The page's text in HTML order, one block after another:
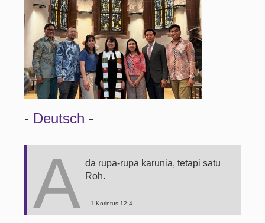
- Deutsch -
A da rupa-rupa karunia, tetapi satu
Roh.
– 1 Korintus 12:4